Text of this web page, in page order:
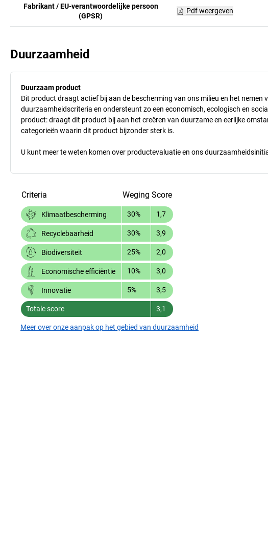
Fabrikant / EU-verantwoordelijke persoon
(GPSR)
Pdf weergeven
Duurzaamheid
Duurzaam product
Dit product draagt actief bij aan de bescherming van ons milieu en het
duurzaamheidscriteria en ondersteunt zo een economisch, ecologisch en
product: draagt dit product bij aan het creëren van duurzame en eerlijke
categorieën waarin dit product bijzonder sterk is.
U kunt meer te weten komen over productevaluatie en ons
Criteria Weging Score
Klimaatbescherming 30% 1,7
Recyclebaarheid 30% 3,9
Biodiversiteit 25% 2,0
Economische efficiëntie 10% 3,0
Innovatie 5% 3,5
Totale score 3,1
Meer over onze aanpak op het gebied van duurzaamheid